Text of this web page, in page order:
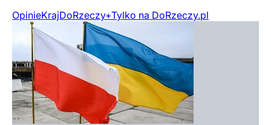
OpinieKrajDoRzeczy+Tylko na DoRzeczy.pl